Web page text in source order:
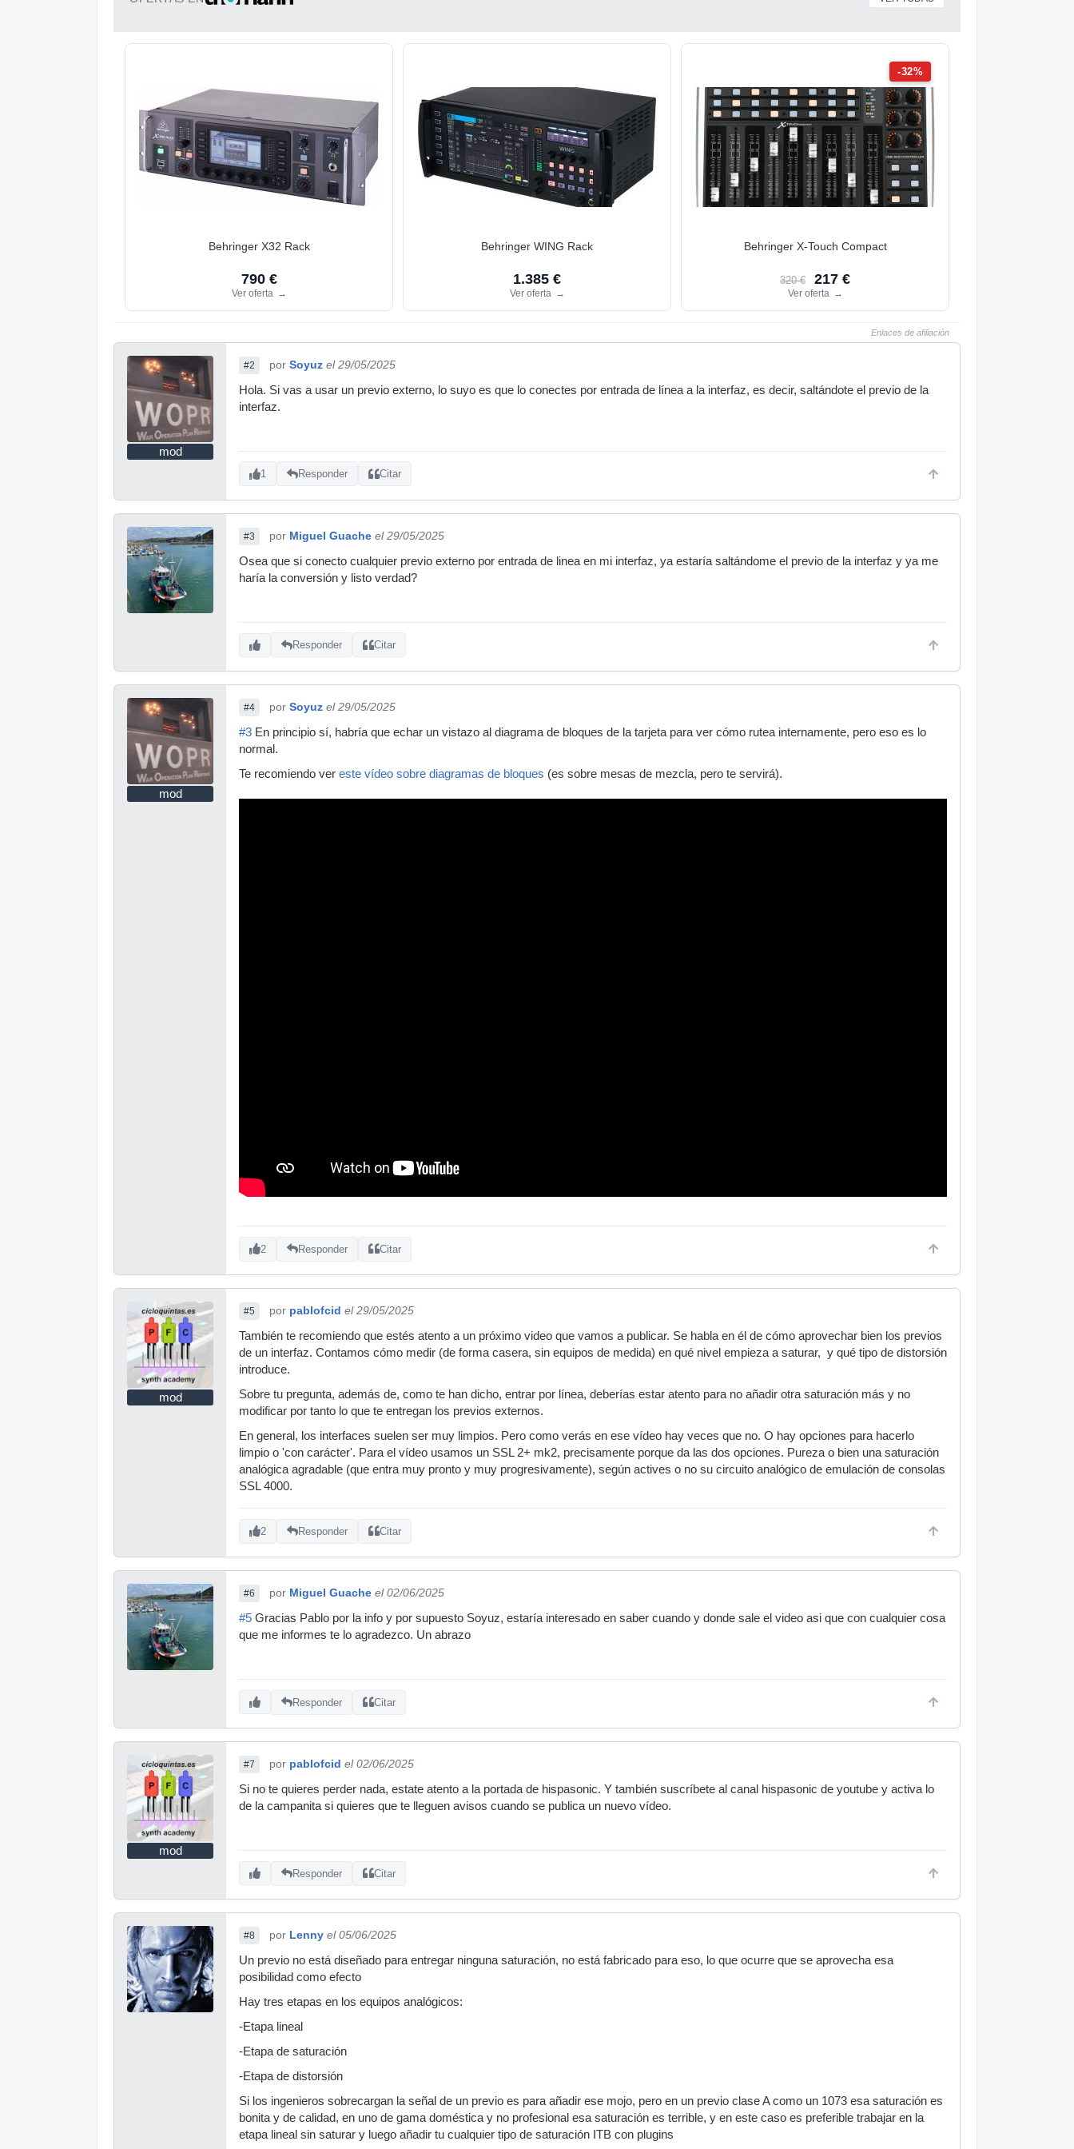
Behringer X32 Rack
790 €
Ver oferta →
Behringer WING Rack
1.385 €
Ver oferta →
-32%
Behringer X-Touch Compact
320 € 217 €
Ver oferta →
Enlaces de afiliación
mod
#2 por Soyuz el 29/05/2025
Hola. Si vas a usar un previo externo, lo suyo es que lo conectes por entrada de línea a la interfaz, es decir, saltándote el previo de la
interfaz.
1 Responder Citar
#3 por Miguel Guache el 29/05/2025
Osea que si conecto cualquier previo externo por entrada de linea en mi interfaz, ya estaría saltándome el previo de la interfaz y ya me
haría la conversión y listo verdad?
Responder Citar
mod
#4 por Soyuz el 29/05/2025
#3 En principio sí, habría que echar un vistazo al diagrama de bloques de la tarjeta para ver cómo rutea internamente, pero eso es lo
normal.
Te recomiendo ver este vídeo sobre diagramas de bloques (es sobre mesas de mezcla, pero te servirá).
2 Responder Citar
mod
#5 por pablofcid el 29/05/2025
También te recomiendo que estés atento a un próximo video que vamos a publicar. Se habla en él de cómo aprovechar bien los previos
de un interfaz. Contamos cómo medir (de forma casera, sin equipos de medida) en qué nivel empieza a saturar, y qué tipo de distorsión
introduce.
Sobre tu pregunta, además de, como te han dicho, entrar por línea, deberías estar atento para no añadir otra saturación más y no
modificar por tanto lo que te entregan los previos externos.
En general, los interfaces suelen ser muy limpios. Pero como verás en ese vídeo hay veces que no. O hay opciones para hacerlo
limpio o 'con carácter'. Para el vídeo usamos un SSL 2+ mk2, precisamente porque da las dos opciones. Pureza o bien una saturación
analógica agradable (que entra muy pronto y muy progresivamente), según actives o no su circuito analógico de emulación de consolas
SSL 4000.
2 Responder Citar
#6 por Miguel Guache el 02/06/2025
#5 Gracias Pablo por la info y por supuesto Soyuz, estaría interesado en saber cuando y donde sale el video asi que con cualquier cosa
que me informes te lo agradezco. Un abrazo
Responder Citar
mod
#7 por pablofcid el 02/06/2025
Si no te quieres perder nada, estate atento a la portada de hispasonic. Y también suscríbete al canal hispasonic de youtube y activa lo
de la campanita si quieres que te lleguen avisos cuando se publica un nuevo vídeo.
Responder Citar
#8 por Lenny el 05/06/2025
Un previo no está diseñado para entregar ninguna saturación, no está fabricado para eso, lo que ocurre que se aprovecha esa
posibilidad como efecto
Hay tres etapas en los equipos analógicos:
-Etapa lineal
-Etapa de saturación
-Etapa de distorsión
Si los ingenieros sobrecargan la señal de un previo es para añadir ese mojo, pero en un previo clase A como un 1073 esa saturación es
bonita y de calidad, en uno de gama doméstica y no profesional esa saturación es terrible, y en este caso es preferible trabajar en la
etapa lineal sin saturar y luego añadir tu cualquier tipo de saturación ITB con plugins